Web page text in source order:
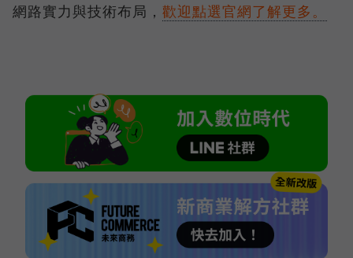
網路實力與技術布局， 歡迎點選官網了解更多。